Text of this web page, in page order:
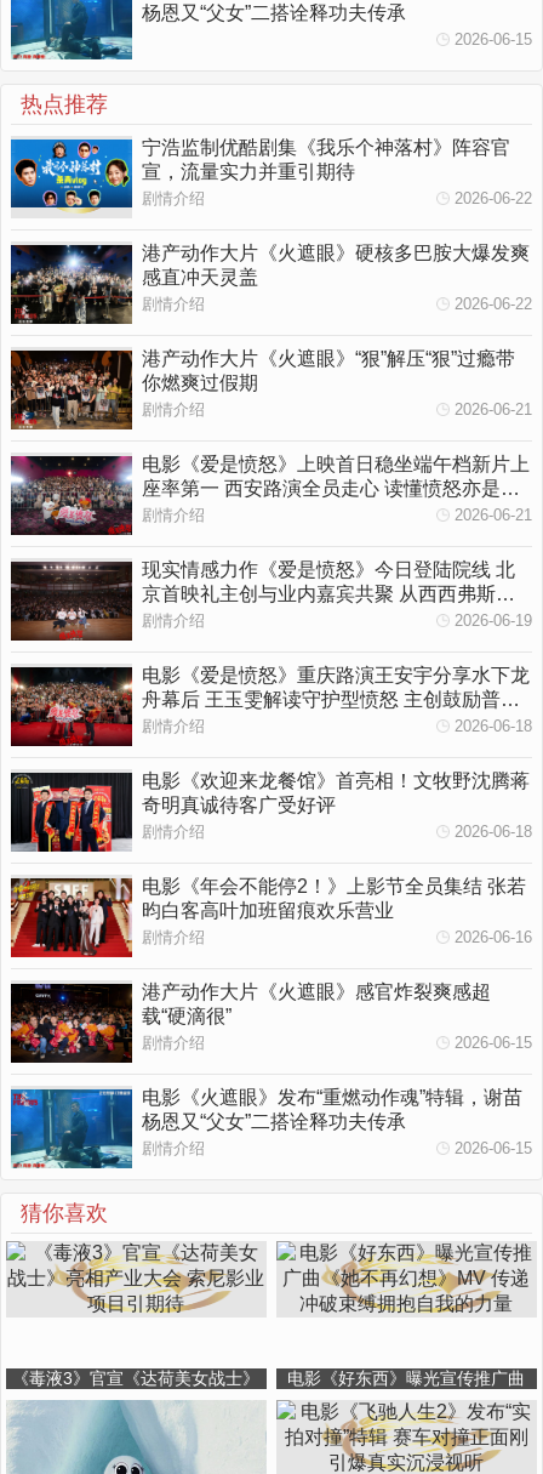
杨恩又“父女”二搭诠释功夫传承
2026-06-15
热点推荐
宁浩监制优酷剧集《我乐个神落村》阵容官
宣，流量实力并重引期待
剧情介绍 2026-06-22
港产动作大片《火遮眼》硬核多巴胺大爆发爽
感直冲天灵盖
剧情介绍 2026-06-22
港产动作大片《火遮眼》“狠”解压“狠”过瘾带
你燃爽过假期
剧情介绍 2026-06-21
电影《爱是愤怒》上映首日稳坐端午档新片上
座率第一 西安路演全员走心 读懂愤怒亦是温
柔守护
剧情介绍 2026-06-21
现实情感力作《爱是愤怒》今日登陆院线 北
京首映礼主创与业内嘉宾共聚 从西西弗斯到
女性觉醒多维拆解影片内核
剧情介绍 2026-06-19
电影《爱是愤怒》重庆路演王安宇分享水下龙
舟幕后 王玉雯解读守护型愤怒 主创鼓励普通
人勇敢挥出一拳
剧情介绍 2026-06-18
电影《欢迎来龙餐馆》首亮相！文牧野沈腾蒋
奇明真诚待客广受好评
剧情介绍 2026-06-18
电影《年会不能停2！》上影节全员集结 张若
昀白客高叶加班留痕欢乐营业
剧情介绍 2026-06-16
港产动作大片《火遮眼》感官炸裂爽感超
载“硬滴很”
剧情介绍 2026-06-15
电影《火遮眼》发布“重燃动作魂”特辑，谢苗
杨恩又“父女”二搭诠释功夫传承
剧情介绍 2026-06-15
猜你喜欢
《毒液3》官宣《达荷美女战士》
亮相产业大会 索尼影业项目引期待
电影《好东西》曝光宣传推广曲
《她不再幻想》MV 传递冲破束缚
拥抱自我的力量